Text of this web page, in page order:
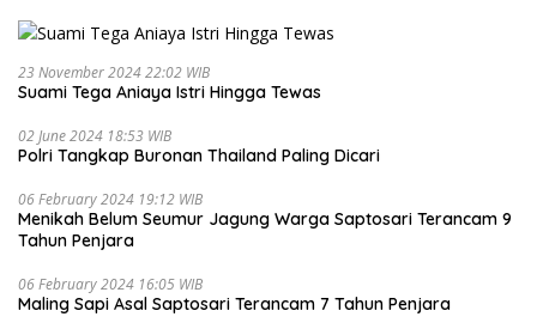
23 November 2024 22:02 WIB
Suami Tega Aniaya Istri Hingga Tewas
02 June 2024 18:53 WIB
Polri Tangkap Buronan Thailand Paling Dicari
06 February 2024 19:12 WIB
Menikah Belum Seumur Jagung Warga Saptosari Terancam 9
Tahun Penjara
06 February 2024 16:05 WIB
Maling Sapi Asal Saptosari Terancam 7 Tahun Penjara